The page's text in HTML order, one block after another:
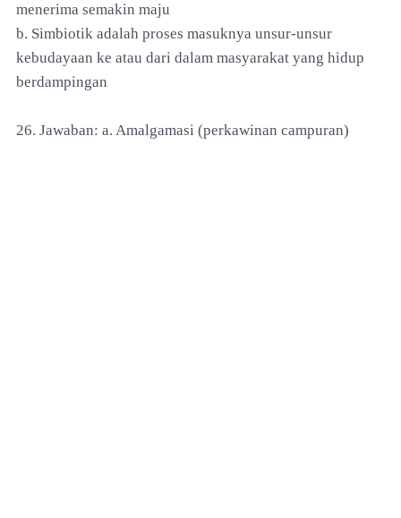
menerima semakin maju
b. Simbiotik adalah proses masuknya unsur-unsur
kebudayaan ke atau dari dalam masyarakat yang hidup
berdampingan
26. Jawaban: a. Amalgamasi (perkawinan campuran)